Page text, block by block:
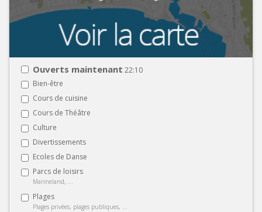
Ouverts maintenant 22:10
Bien-être
Cours de cuisine
Cours de Théâtre
Culture
Divertissements
Ecoles de Danse
Parcs de loisirs
Marineland, ...
Plages
Plages privées, plages publiques, ...